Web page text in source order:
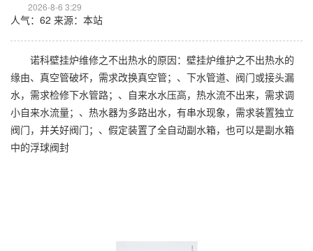
2026-8-6 3:29
人气：62 来源：本站
诺科壁挂炉维修之不出热水的原因：壁挂炉维护之不出热水的
缘由、真空管破坏，需求改换真空管；、下水管道、阀门或接头漏
水，需求检修下水管路；、自来水水压高，热水流不出来，需求调
小自来水流量；、热水器为多路出水，有串水现象，需求装置独立
阀门，并关好阀门；、假定装置了全自动副水箱，也可以是副水箱
中的浮球阀封